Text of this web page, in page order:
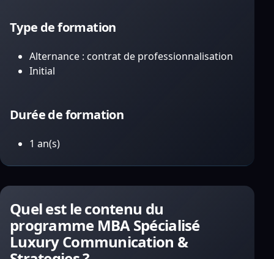
Type de formation
Alternance : contrat de professionnalisation
Initial
Durée de formation
1 an(s)
Quel est le contenu du
programme MBA Spécialisé
Luxury Communication &